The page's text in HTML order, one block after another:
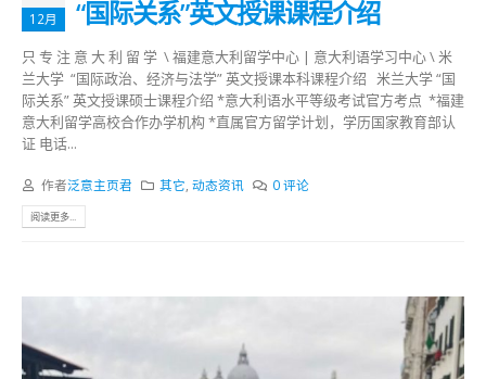
12月 “国际关系”英文授课课程介绍
只 专 注 意 大 利 留 学 \ 福建意大利留学中心 | 意大利语学习中心 \ 米
兰大学 “国际政治、经济与法学” 英文授课本科课程介绍 米兰大学 “国
际关系” 英文授课硕士课程介绍 *意大利语水平等级考试官方考点 *福建
意大利留学高校合作办学机构 *直属官方留学计划，学历国家教育部认
证 电话...
作者泛意主页君 其它,动态资讯 0 评论
阅读更多...